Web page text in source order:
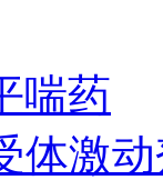
喘药
体激